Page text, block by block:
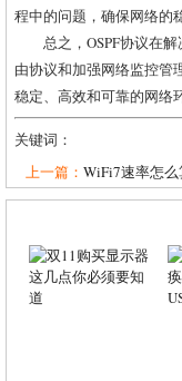
程中的问题，确保网络的
总之，OSPF协议在
由协议和加强网络监控管
稳定、高效和可靠的网络
关键词：
上一篇： WiFi7速率怎